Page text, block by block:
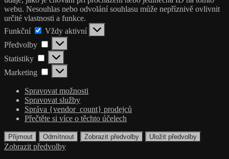
webu. Nesouhlas nebo odvolání souhlasu může nepříznivě ovlivnit
určité vlastnosti a funkce.
Funkční
Funkční
Vždy aktivní
Předvolby
Předvolby
Statistiky Statistiky
Marketing Marketing
Spravovat možnosti
Spravovat služby
Správa {vendor_count} prodejců
Přečtěte si více o těchto účelech
Přijmout Odmítnout Zobrazit předvolby Uložit předvolby
Zobrazit předvolby